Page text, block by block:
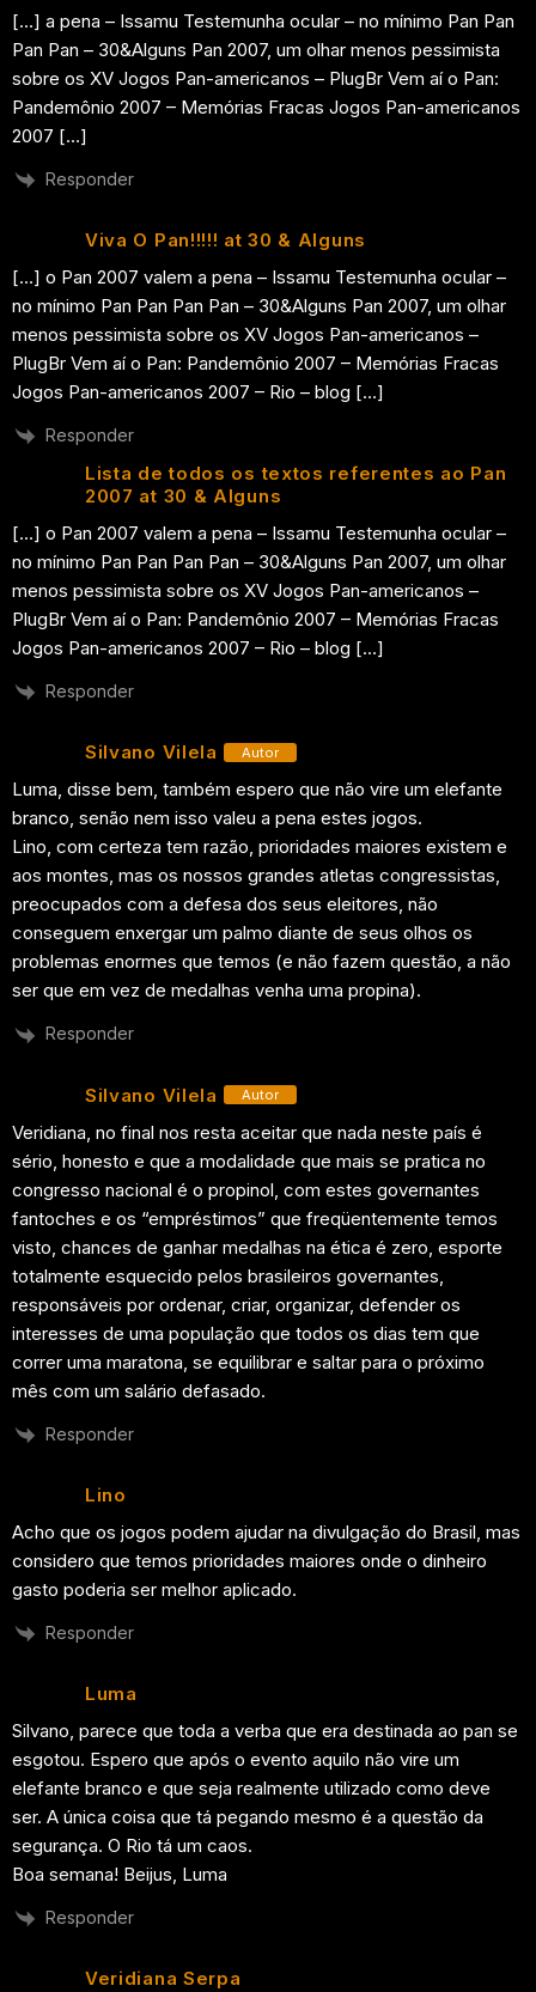
[…] a pena – Issamu Testemunha ocular – no mínimo Pan Pan
Pan Pan – 30&Alguns Pan 2007, um olhar menos pessimista
sobre os XV Jogos Pan-americanos – PlugBr Vem aí o Pan:
Pandemônio 2007 – Memórias Fracas Jogos Pan-americanos
2007 […]
Responder
Viva O Pan!!!!! at 30 & Alguns
[…] o Pan 2007 valem a pena – Issamu Testemunha ocular –
no mínimo Pan Pan Pan Pan – 30&Alguns Pan 2007, um olhar
menos pessimista sobre os XV Jogos Pan-americanos –
PlugBr Vem aí o Pan: Pandemônio 2007 – Memórias Fracas
Jogos Pan-americanos 2007 – Rio – blog […]
Responder
Lista de todos os textos referentes ao Pan
2007 at 30 & Alguns
[…] o Pan 2007 valem a pena – Issamu Testemunha ocular –
no mínimo Pan Pan Pan Pan – 30&Alguns Pan 2007, um olhar
menos pessimista sobre os XV Jogos Pan-americanos –
PlugBr Vem aí o Pan: Pandemônio 2007 – Memórias Fracas
Jogos Pan-americanos 2007 – Rio – blog […]
Responder
Silvano Vilela Autor
Luma, disse bem, também espero que não vire um elefante
branco, senão nem isso valeu a pena estes jogos.
Lino, com certeza tem razão, prioridades maiores existem e
aos montes, mas os nossos grandes atletas congressistas,
preocupados com a defesa dos seus eleitores, não
conseguem enxergar um palmo diante de seus olhos os
problemas enormes que temos (e não fazem questão, a não
ser que em vez de medalhas venha uma propina).
Responder
Silvano Vilela Autor
Veridiana, no final nos resta aceitar que nada neste país é
sério, honesto e que a modalidade que mais se pratica no
congresso nacional é o propinol, com estes governantes
fantoches e os “empréstimos” que freqüentemente temos
visto, chances de ganhar medalhas na ética é zero, esporte
totalmente esquecido pelos brasileiros governantes,
responsáveis por ordenar, criar, organizar, defender os
interesses de uma população que todos os dias tem que
correr uma maratona, se equilibrar e saltar para o próximo
mês com um salário defasado.
Responder
Lino
Acho que os jogos podem ajudar na divulgação do Brasil, mas
considero que temos prioridades maiores onde o dinheiro
gasto poderia ser melhor aplicado.
Responder
Luma
Silvano, parece que toda a verba que era destinada ao pan se
esgotou. Espero que após o evento aquilo não vire um
elefante branco e que seja realmente utilizado como deve
ser. A única coisa que tá pegando mesmo é a questão da
segurança. O Rio tá um caos.
Boa semana! Beijus, Luma
Responder
Veridiana Serpa